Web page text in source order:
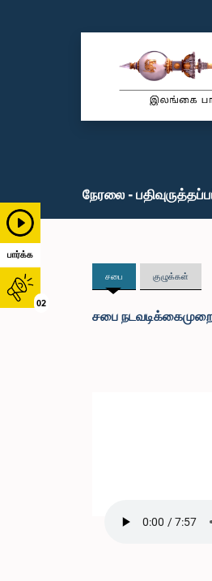
பார்க்க
02
நேரலை -
சபை குழுக்கள்
சபை